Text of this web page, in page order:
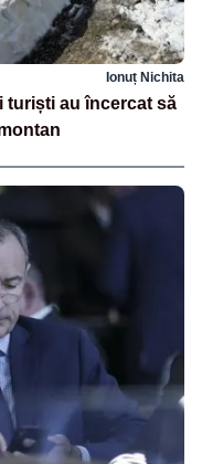
Ionuț Nichita
turiști au încercat să